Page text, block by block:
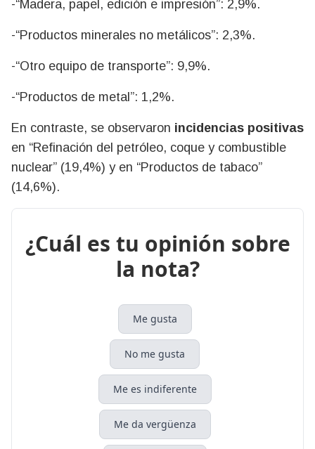
-“Madera, papel, edición e impresión”: 2,9%.
-“Productos minerales no metálicos”: 2,3%.
-“Otro equipo de transporte”: 9,9%.
-“Productos de metal”: 1,2%.
En contraste, se observaron incidencias positivas
en “Refinación del petróleo, coque y combustible
nuclear” (19,4%) y en “Productos de tabaco”
(14,6%).
¿Cuál es tu opinión sobre
la nota?
Me gusta
No me gusta
Me es indiferente
Me da vergüenza